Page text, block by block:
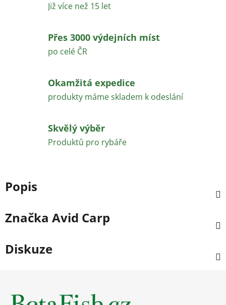
Již více než 15 let
Přes 3000 výdejních míst
po celé ČR
Okamžitá expedice
produkty máme skladem k odeslání
Skvělý výběr
Produktů pro rybáře
Popis
Značka Avid Carp
Diskuze